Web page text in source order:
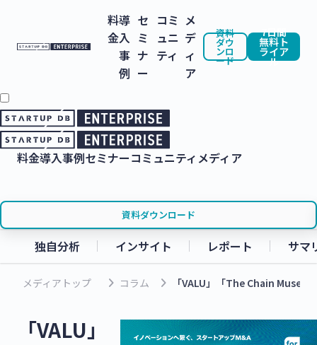
料
金
導
入
事
例
セ
ミ
ナ
ー
コミ
ュニ
ティ
メ
デ
ィ
ア
資料
ダウ
ンロ
ード
7日間
無料ト
ライア
ル
料金導入事例セミナーコミュニティ メディア
資料ダウンロード
独自分析 インサイト レポート サマ
メディアトップ keyboard_arrow_right コラム keyboard_arrow_right 「VALU」「The Chain
「VALU」